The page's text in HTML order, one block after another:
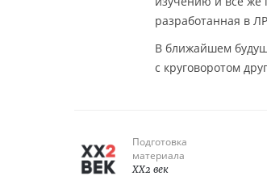
разработанная в
В ближайшем
с круговоротом
Подготовка
материала
XX2 век